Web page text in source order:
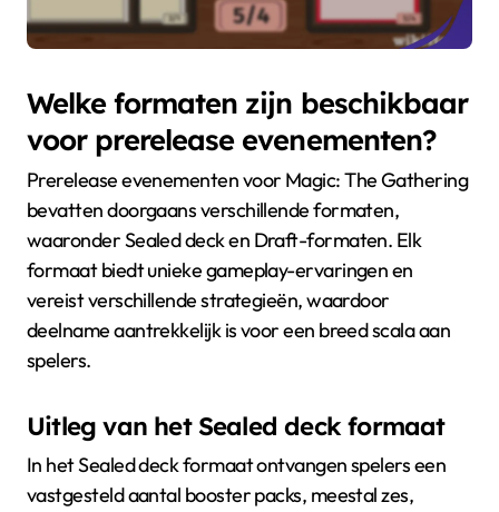
Welke formaten zijn beschikbaar
voor prerelease evenementen?
Prerelease evenementen voor Magic: The Gathering
bevatten doorgaans verschillende formaten,
waaronder Sealed deck en Draft-formaten. Elk
formaat biedt unieke gameplay-ervaringen en
vereist verschillende strategieën, waardoor
deelname aantrekkelijk is voor een breed scala aan
spelers.
Uitleg van het Sealed deck formaat
In het Sealed deck formaat ontvangen spelers een
vastgesteld aantal booster packs, meestal zes,